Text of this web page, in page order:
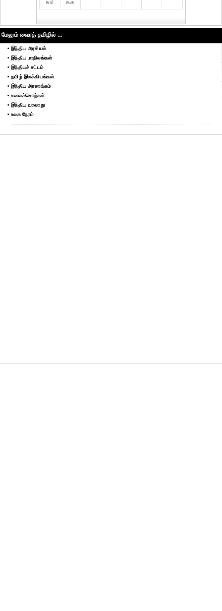
௩௰
௩௧
மேலும் வைரத் தமிழில் ...
• இந்திய அரசியல்
• இந்திய மாநிலங்கள்
• இந்தியச் சட்டம்
• தமிழ் இலக்கியங்கள்
• இந்திய அரசாங்கம்
• கலைச்சொற்கள்
• இந்திய வரலாறு
• உலக நேரம்